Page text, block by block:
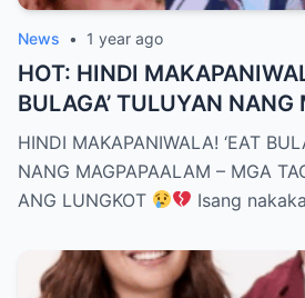
News • 1 year ago
HOT: HINDI
BULAGA’ TULUYAN NANG
– MGA TAGAHANGA,
HINDI MAKAPANIWALA! ‘EAT
NANG MAGPAPAALAM – MGA
ANG LUNGKOT
Isang